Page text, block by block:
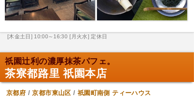
[木金土日] 10:00～16:30 [月火水] 定休日
祇園辻利の濃厚抹茶パフェ。
茶寮都路里 祇園本店
京都府 /京都市東山区 / 祇園町南側 ティーハウス